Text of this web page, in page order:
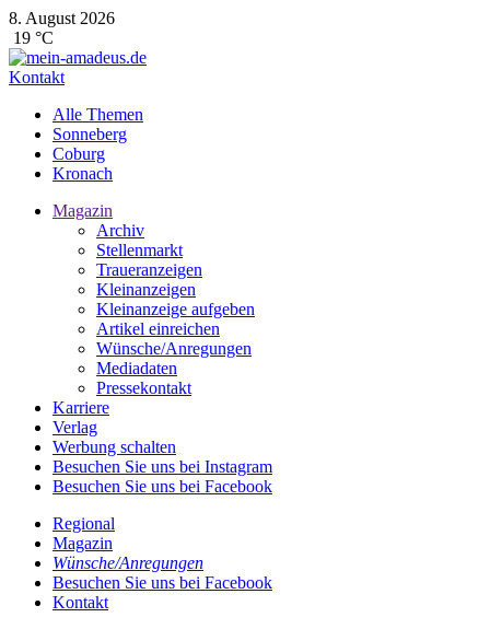
8. August 2026
19 °C
Kontakt
Alle Themen
Sonneberg
Coburg
Kronach
Magazin
Archiv
Stellenmarkt
Traueranzeigen
Kleinanzeigen
Kleinanzeige aufgeben
Artikel einreichen
Wünsche/Anregungen
Mediadaten
Pressekontakt
Karriere
Verlag
Werbung schalten
Besuchen Sie uns bei Instagram
Besuchen Sie uns bei Facebook
Regional
Magazin
Wünsche/Anregungen
Besuchen Sie uns bei Facebook
Kontakt